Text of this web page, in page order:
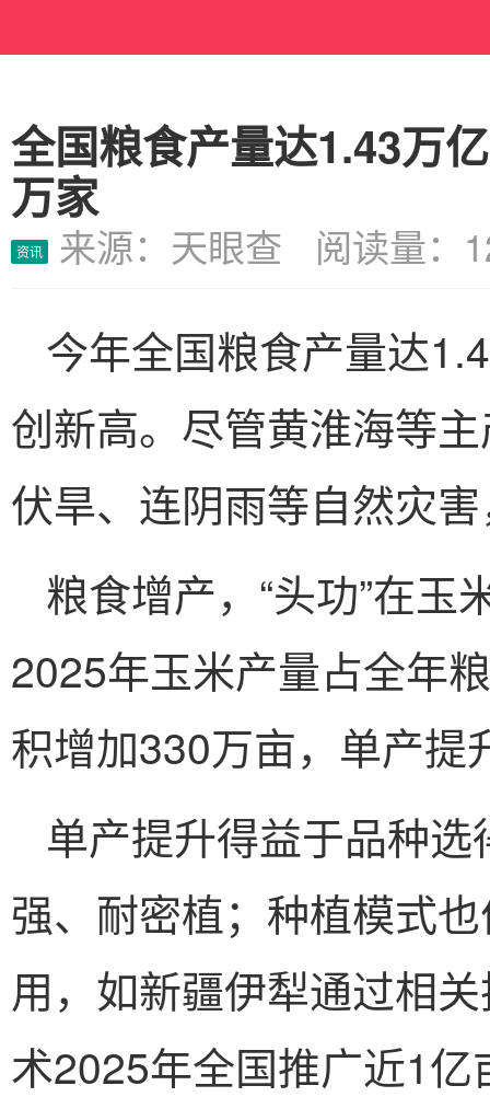
全国粮食产量达1.43万
万家
资讯 来源：天眼查 阅读量：
今年全国粮食产量达
创新高。尽管黄淮海等
伏旱、连阴雨等自然灾
粮食增产，“头功”在
2025年玉米产量占全年
积增加330万亩，单产提
单产提升得益于品种
强、耐密植；种植模式
用，如新疆伊犁通过相
术2025年全国推广近1亿